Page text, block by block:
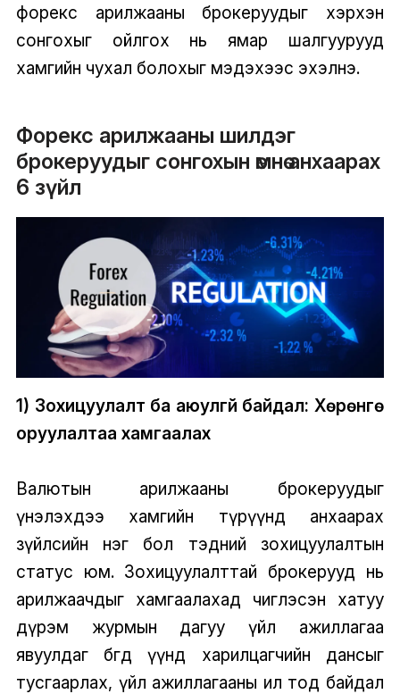
форекс арилжааны брокеруудыг хэрхэн
сонгохыг ойлгох нь ямар шалгуурууд
хамгийн чухал болохыг мэдэхээс эхэлнэ.
Форекс арилжааны шилдэг
брокеруудыг сонгохын өмнө анхаарах
6 зүйл
1) Зохицуулалт ба аюулгүй байдал: Хөрөнгө
оруулалтаа хамгаалах
Валютын арилжааны брокеруудыг
үнэлэхдээ хамгийн түрүүнд анхаарах
зүйлсийн нэг бол тэдний зохицуулалтын
статус юм. Зохицуулалттай брокерууд нь
арилжаачдыг хамгаалахад чиглэсэн хатуу
дүрэм журмын дагуу үйл ажиллагаа
явуулдаг бөгөөд үүнд харилцагчийн дансыг
тусгаарлах, үйл ажиллагааны ил тод байдал